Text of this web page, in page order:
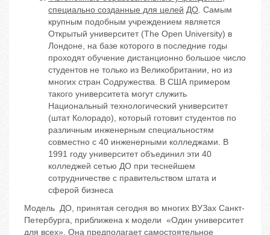
специально созданные для целей ДО. Самым
крупным подобным учреждением является
Открытый университет (The Open University) в
Лондоне, на базе которого в последние годы
проходят обучение дистанционно большое число
студентов не только из Великобритании, но из
многих стран Содружества. В США примером
такого университета могут служить
Национальный технологический университет
(штат Колорадо), который готовит студентов по
различным инженерным специальностям
совместно с 40 инженерными колледжами. В
1991 году университет объединил эти 40
колледжей сетью ДО при теснейшем
сотрудничестве с правительством штата и
сферой бизнеса
Модель ДО, принятая сегодня во многих ВУЗах Санкт-
Петербурга, приближена к модели «Один университет
для всех». Она предполагает самостоятельное